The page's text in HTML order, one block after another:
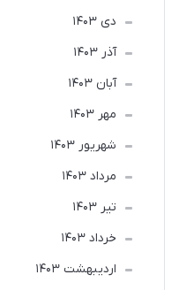
دی 1403
آذر 1403
آبان 1403
مهر 1403
شهریور 1403
مرداد 1403
تير 1403
خرداد 1403
ارديبهشت 1403